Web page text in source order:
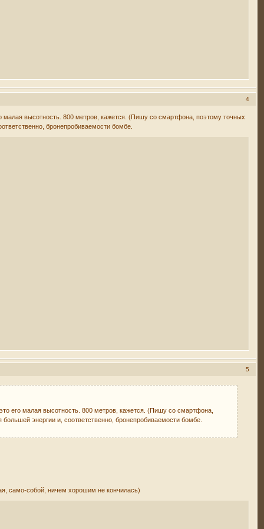
4
высотность. 800 метров, кажется. (Пишу со смартфона, поэтому точных
бронепробиваемости бомбе.
5
его малая высотность. 800 метров, кажется. (Пишу со смартфона,
энергии и, соответственно, бронепробиваемости бомбе.
само-собой, ничем хорошим не кончилась)